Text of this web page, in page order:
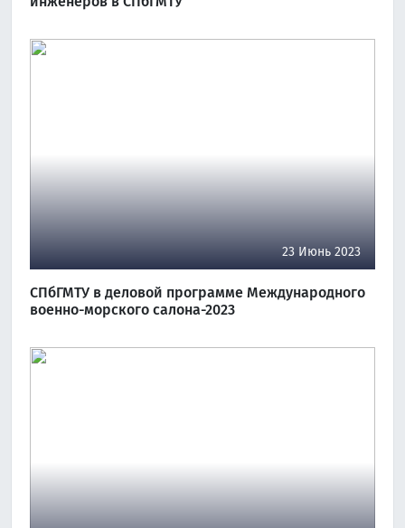
23 Июнь 2023
СПбГМТУ в деловой программе Международного
военно-морского салона-2023